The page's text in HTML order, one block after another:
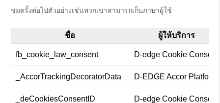
ชมครั้งต่อไปตัวอย่างเช่นพวกเขาสามารถเก็บภาษาผู้ใช้
ชื่อ ผู้ให้บริการ
fb_cookie_law_consent D-edge Cookie Consent
_AccorTrackingDecoratorData D-EDGE Accor Platform
_deCookiesConsentID D-edge Cookie Consent